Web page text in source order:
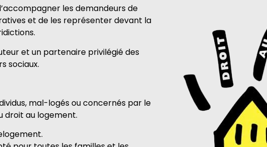
les demandeurs de
et de les représenter devant la
et un partenaire privilégié des
sociaux.
mal-logés ou concernés par le
droit au logement.